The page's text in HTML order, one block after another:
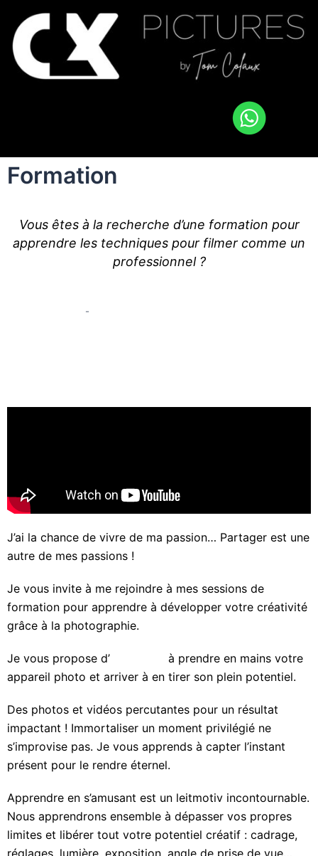
Formation
Vous êtes à la recherche d’une formation pour
apprendre les techniques pour filmer comme un
professionnel ?
J’ai la chance de vivre de ma passion… Partager est une
autre de mes passions !
Je vous invite à me rejoindre à mes sessions de
formation pour apprendre à développer votre créativité
grâce à la photographie.
Je vous propose d’apprendre
à prendre en mains votre
appareil photo et arriver à en tirer son plein potentiel.
Des photos et vidéos percutantes pour un résultat
impactant ! Immortaliser un moment privilégié ne
s’improvise pas. Je vous apprends à capter l’instant
présent pour le rendre éternel.
Apprendre en s’amusant est un leitmotiv incontournable.
Nous apprendrons ensemble à dépasser vos propres
limites et libérer tout votre potentiel créatif : cadrage,
réglages, lumière, exposition, angle de prise de vue…